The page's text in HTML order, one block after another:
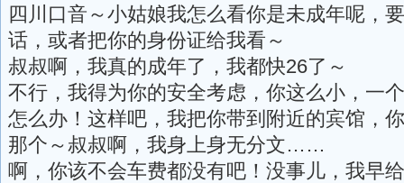
四川口音～小姑娘我怎么看你是未成年呢，
话，或者把你的身份证给我看～
叔叔啊，我真的成年了，我都快26了～
不行，我得为你的安全考虑，你这么小，一
怎么办！这样吧，我把你带到附近的宾馆
那个～叔叔啊，我身上身无分文……
啊，你该不会车费都没有吧！没事儿，我早